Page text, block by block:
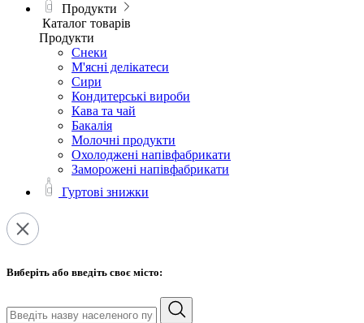
Продукти
Каталог товарів
Продукти
Снеки
М'ясні делікатеси
Сири
Кондитерські вироби
Кава та чай
Бакалія
Молочні продукти
Охолоджені напівфабрикати
Заморожені напівфабрикати
Гуртові знижки
Виберіть або введіть своє місто: